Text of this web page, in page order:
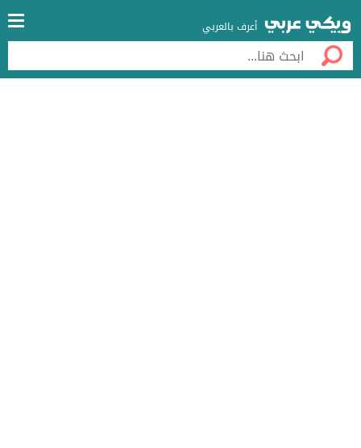
أعرف بالعربي